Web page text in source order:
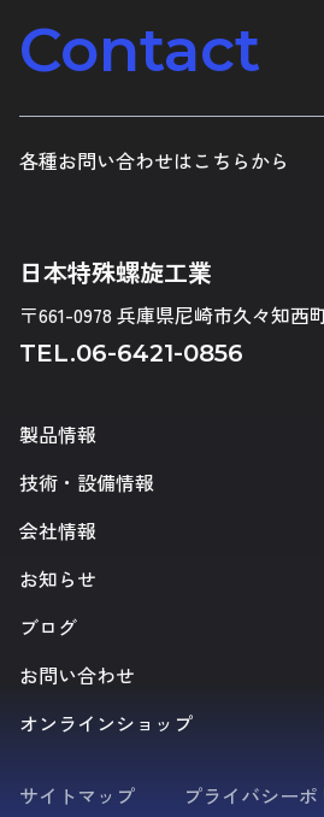
Contact
各種お問い合わせはこちらから
日本特殊螺旋工業
〒661-0978 兵庫県尼崎市久々知西
TEL.06-6421-0856
製品情報
技術・設備情報
会社情報
お知らせ
ブログ
お問い合わせ
オンラインショップ
サイトマップ プライバシー